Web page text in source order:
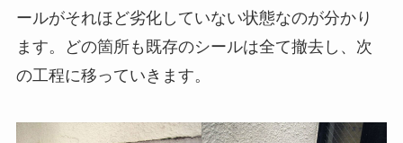
ールがそれほど劣化していない状態なのが分かり
ます。どの箇所も既存のシールは全て撤去し、次
の工程に移っていきます。